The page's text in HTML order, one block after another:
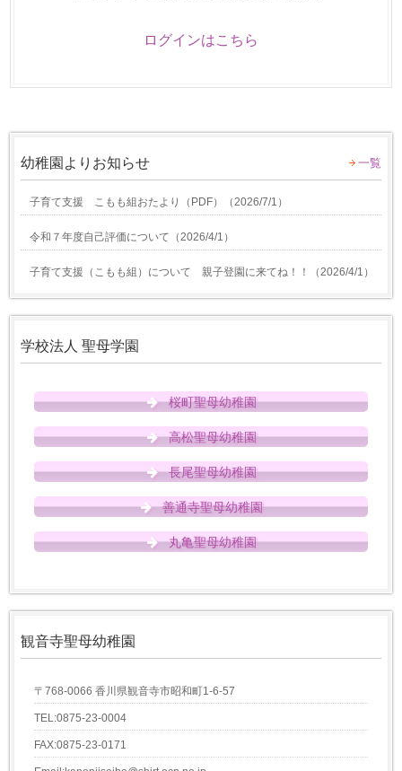
ログインはこちら
幼稚園よりお知らせ 一覧
子育て支援 こもも組おたより（PDF） （2026/7/1 ）
令和７年度自己評価について （2026/4/1 ）
子育て支援（こもも組）について 親子登園に来てね！！ （2026/4/1 ）
学校法人 聖母学園
桜町聖母幼稚園
高松聖母幼稚園
長尾聖母幼稚園
善通寺聖母幼稚園
丸亀聖母幼稚園
観音寺聖母幼稚園
〒768-0066 香川県観音寺市昭和町1-6-57
TEL:0875-23-0004
FAX:0875-23-0171